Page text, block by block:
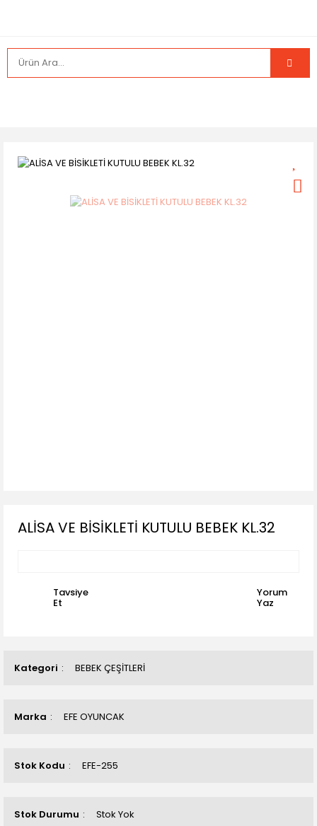
Kategori BEBEK ÇEŞİTLERİ
Marka EFE OYUNCAK
Stok Kodu EFE-255
Stok Durumu Stok Yok
ALİSA VE BİSİKLETİ KUTULU BEBEK KL.32
Tavsiye
Et
Yorum
Yaz